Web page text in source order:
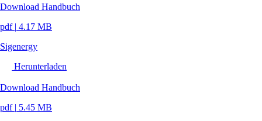
Download Handbuch
pdf | 4.17 MB
Sigenergy
Herunterladen
Download Handbuch
pdf | 5.45 MB